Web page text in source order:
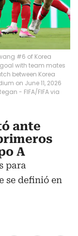
#6 of Korea
with team mates
between Korea
on June 11, 2026
- FIFA/FIFA via
ante
A
para
se definió en